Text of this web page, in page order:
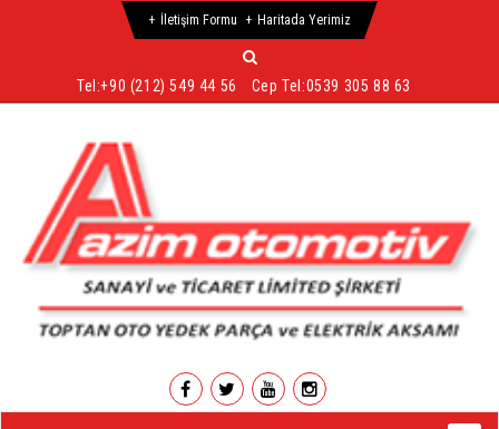
Tel:+90 (212) 549 44 56 Cep Tel:0539 305 88 63
İletişim Formu Haritada Yerimiz